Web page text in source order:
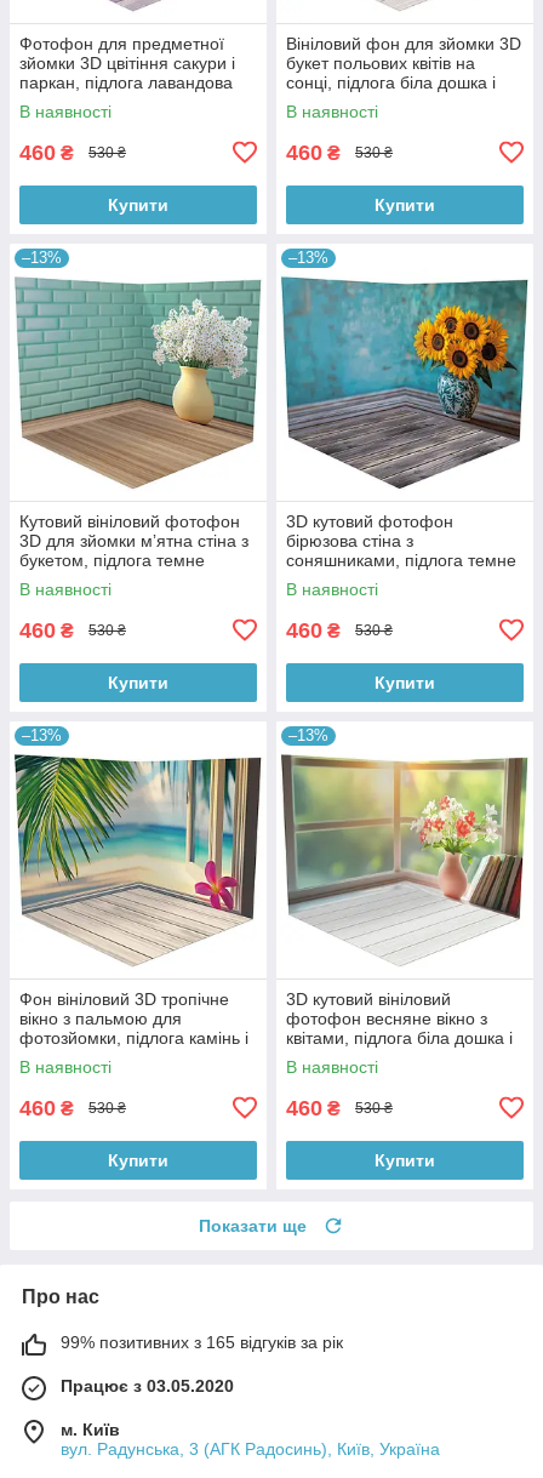
Фотофон для предметної
зйомки 3D цвітіння сакури і
паркан, підлога лавандова
дошка і дерево, 50×50 см,
№58616
В наявності
460 ₴ 530 ₴
Купити
Вініловий фон для зйомки 3D
букет польових квітів на
сонці, підлога біла дошка і
тепле дерево, 50×50 см,
№58617
В наявності
460 ₴ 530 ₴
Купити
–13%
Кутовий вініловий фотофон
3D для зйомки мʼятна стіна з
букетом, підлога темне
дерево, 50×50 см, №58620
В наявності
460 ₴ 530 ₴
Купити
–13%
3D кутовий фотофон
бірюзова стіна з
соняшниками, підлога темне
дерево і блакитні дошки,
50×50 см, №58628
В наявності
460 ₴ 530 ₴
Купити
–13%
Фон вініловий 3D тропічне
вікно з пальмою для
фотозйомки, підлога камінь і
біла дошка, 50×50 см,
№58629
В наявності
460 ₴ 530 ₴
Купити
–13%
3D кутовий вініловий
фотофон весняне вікно з
квітами, підлога біла дошка і
камінь, 50×50 см, №58638
В наявності
460 ₴ 530 ₴
Купити
Показати ще
Про нас
99% позитивних з 165 відгуків за рік
Працює з 03.05.2020
м. Київ
вул. Радунська, 3 (АГК Радосинь), Київ, Україна